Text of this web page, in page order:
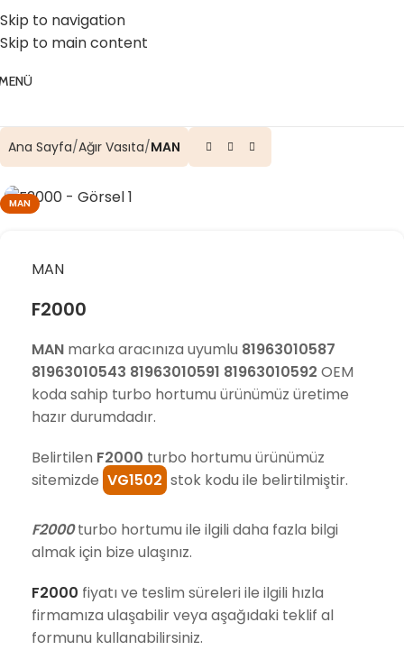
Skip to navigation
Skip to main content
☎️ 0 (224) 504 74 45
Ana Sayfa Ağır Vasıta MAN
MAN
MAN
F2000
MAN marka aracınıza uyumlu 81963010587
81963010543 81963010591 81963010592 OEM
koda sahip turbo hortumu ürünümüz üretime
hazır durumdadır.
Belirtilen F2000 turbo hortumu ürünümüz
sitemizde VG1502 stok kodu ile belirtilmiştir.
F2000turbo hortumu ile ilgili daha fazla bilgi
almak için bize ulaşınız.
F2000 fiyatı ve teslim süreleri ile ilgili hızla
firmamıza ulaşabilir veya aşağıdaki teklif al
formunu kullanabilirsiniz.